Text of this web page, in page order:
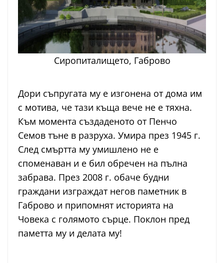
Сиропиталището, Габрово
Дори съпругата му е изгонена от дома им
с мотива, че тази къща вече не е тяхна.
Към момента създаденото от Пенчо
Семов тъне в разруха. Умира през 1945 г.
След смъртта му умишлено не е
споменаван и е бил обречен на пълна
забрава. През 2008 г. обаче будни
граждани изграждат негов паметник в
Габрово и припомнят историята на
Човека с голямото сърце. Поклон пред
паметта му и делата му!